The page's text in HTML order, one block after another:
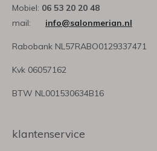
Mobiel: 06 53 20 20 48
mail: info@salonmerian.nl
Rabobank NL57RABO0129337471
Kvk 06057162
BTW NL001530634B16
klantenservice